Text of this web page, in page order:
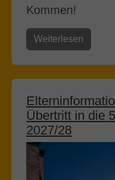
Kommen!
Weiterlesen
Übertritt in die
2027/28